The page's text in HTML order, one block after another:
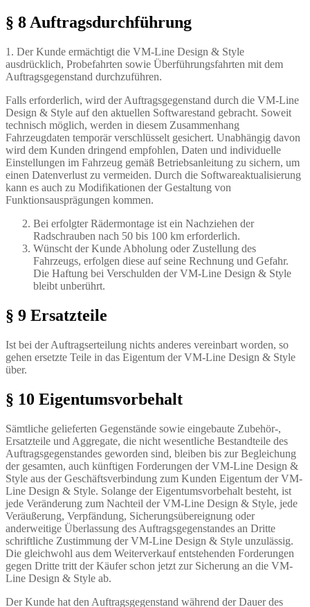
§ 8 Auftragsdurchführung
1. Der Kunde ermächtigt die VM-Line Design & Style
ausdrücklich, Probefahrten sowie Überführungsfahrten mit dem
Auftragsgegenstand durchzuführen.
Falls erforderlich, wird der Auftragsgegenstand durch die VM-Line
Design & Style auf den aktuellen Softwarestand gebracht. Soweit
technisch möglich, werden in diesem Zusammenhang
Fahrzeugdaten temporär verschlüsselt gesichert. Unabhängig davon
wird dem Kunden dringend empfohlen, Daten und individuelle
Einstellungen im Fahrzeug gemäß Betriebsanleitung zu sichern, um
einen Datenverlust zu vermeiden. Durch die Softwareaktualisierung
kann es auch zu Modifikationen der Gestaltung von
Funktionsausprägungen kommen.
Bei erfolgter Rädermontage ist ein Nachziehen der
Radschrauben nach 50 bis 100 km erforderlich.
Wünscht der Kunde Abholung oder Zustellung des
Fahrzeugs, erfolgen diese auf seine Rechnung und Gefahr.
Die Haftung bei Verschulden der VM-Line Design & Style
bleibt unberührt.
§ 9 Ersatzteile
Ist bei der Auftragserteilung nichts anderes vereinbart worden, so
gehen ersetzte Teile in das Eigentum der VM-Line Design & Style
über.
§ 10 Eigentumsvorbehalt
Sämtliche gelieferten Gegenstände sowie eingebaute Zubehör-,
Ersatzteile und Aggregate, die nicht wesentliche Bestandteile des
Auftragsgegenstandes geworden sind, bleiben bis zur Begleichung
der gesamten, auch künftigen Forderungen der VM-Line Design &
Style aus der Geschäftsverbindung zum Kunden Eigentum der VM-
Line Design & Style. Solange der Eigentumsvorbehalt besteht, ist
jede Veränderung zum Nachteil der VM-Line Design & Style, jede
Veräußerung, Verpfändung, Sicherungsübereignung oder
anderweitige Überlassung des Auftragsgegenstandes an Dritte
schriftliche Zustimmung der VM-Line Design & Style unzulässig.
Die gleichwohl aus dem Weiterverkauf entstehenden Forderungen
gegen Dritte tritt der Käufer schon jetzt zur Sicherung an die VM-
Line Design & Style ab.
Der Kunde hat den Auftragsgegenstand während der Dauer des